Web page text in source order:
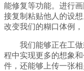
能修复等功能。进行
接复制粘贴他人的设
改变我们的糊口体例，
我们能够正在工做
程中实现更多的想象
件，还能够上传一张